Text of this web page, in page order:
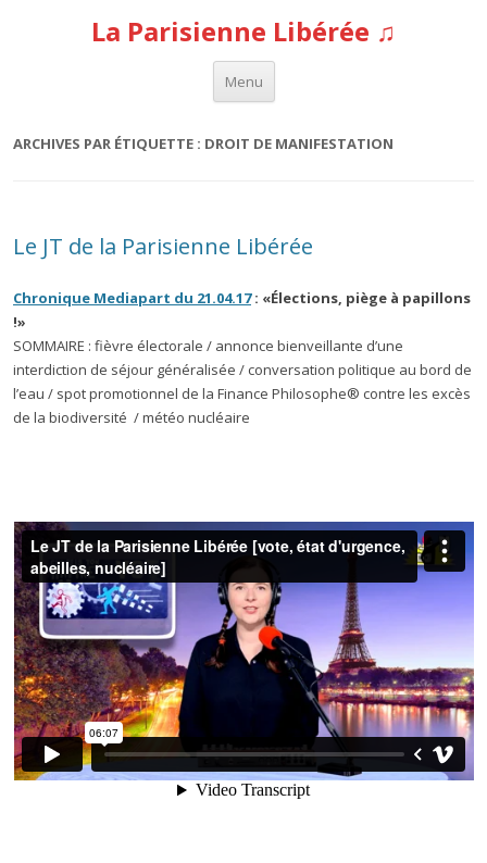
La Parisienne Libérée ♫
Menu
Aller au contenu
ARCHIVES PAR ÉTIQUETTE : DROIT DE MANIFESTATION
Le JT de la Parisienne Libérée
Chronique Mediapart du 21.04.17: «Élections, piège à papillons
!»
SOMMAIRE : fièvre électorale / annonce bienveillante d’une
interdiction de séjour généralisée / conversation politique au bord de
l’eau / spot promotionnel de la Finance Philosophe® contre les excès
de la biodiversité / météo nucléaire